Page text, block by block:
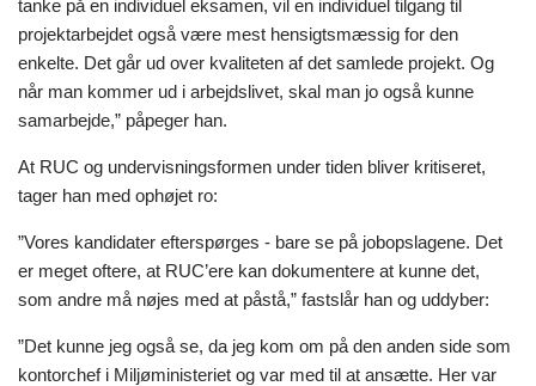
tanke på en individuel eksamen, vil en individuel tilgang til
projektarbejdet også være mest hensigtsmæssig for den
enkelte. Det går ud over kvaliteten af det samlede projekt. Og
når man kommer ud i arbejdslivet, skal man jo også kunne
samarbejde,” påpeger han.
At RUC og undervisningsformen under tiden bliver kritiseret,
tager han med ophøjet ro:
”Vores kandidater efterspørges - bare se på jobopslagene. Det
er meget oftere, at RUC’ere kan dokumentere at kunne det,
som andre må nøjes med at påstå,” fastslår han og uddyber:
”Det kunne jeg også se, da jeg kom om på den anden side som
kontorchef i Miljøministeriet og var med til at ansætte. Her var